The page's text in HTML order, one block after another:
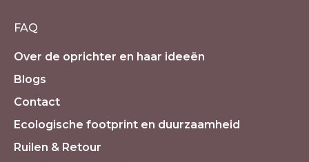
FAQ
Over de oprichter en haar ideeën
Blogs
Contact
Ecologische footprint en duurzaamheid
Ruilen & Retour